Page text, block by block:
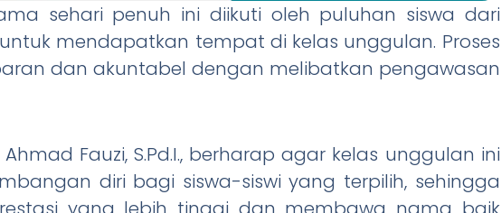
sehari penuh ini diikuti oleh puluhan siswa dari
mendapatkan tempat di kelas unggulan. Proses
dan akuntabel dengan melibatkan pengawasan
Fauzi, S.Pd.I., berharap agar kelas unggulan ini
diri bagi siswa-siswi yang terpilih, sehingga